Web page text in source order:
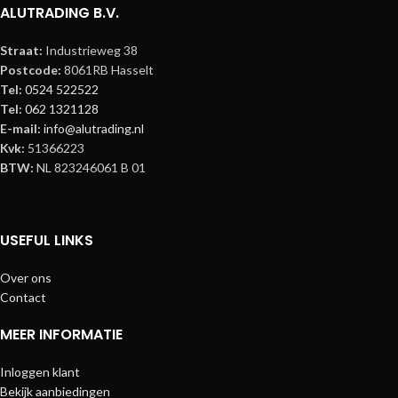
ALUTRADING B.V.
Straat: Industrieweg 38
Postcode: 8061RB Hasselt
Tel: 0524 522522
Tel: 062 1321128
E-mail: info@alutrading.nl
Kvk: 51366223
BTW: NL 823246061 B 01
USEFUL LINKS
Over ons
Contact
MEER INFORMATIE
Inloggen klant
Bekijk aanbiedingen